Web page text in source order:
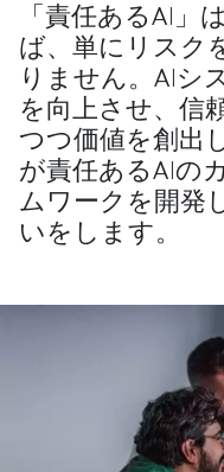
「責任あるAI」
ば、単にリスク
りません。AIシ
を向上させ、信
つつ価値を創出
が責任あるAIの
ムワークを開発
いをします。